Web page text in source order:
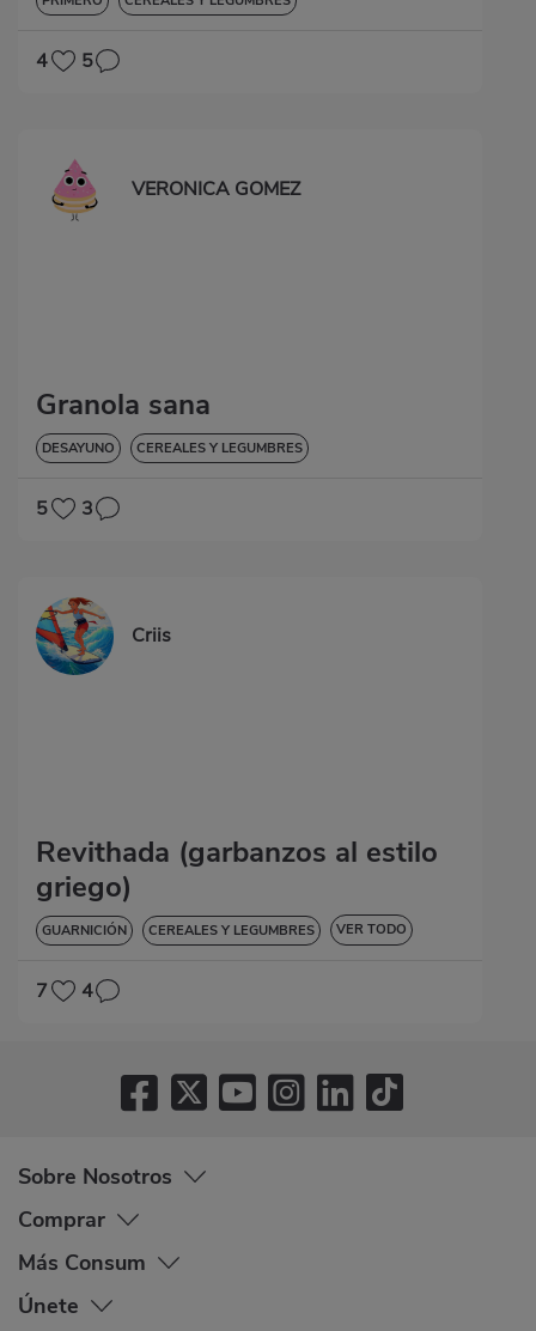
4 5
VERONICA GOMEZ
Granola sana
DESAYUNO CEREALES Y LEGUMBRES
5 3
Criis
Revithada (garbanzos al estilo
griego)
GUARNICIÓN CEREALES Y LEGUMBRES VER TODO
7 4
Sobre Nosotros
Comprar
Más Consum
Únete